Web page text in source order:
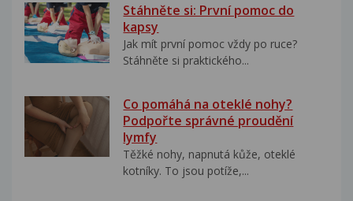
Stáhněte si: První pomoc do
kapsy
Jak mít první pomoc vždy po ruce?
Stáhněte si praktického...
Co pomáhá na oteklé nohy?
Podpořte správné proudění
lymfy
Těžké nohy, napnutá kůže, oteklé
kotníky. To jsou potíže,...